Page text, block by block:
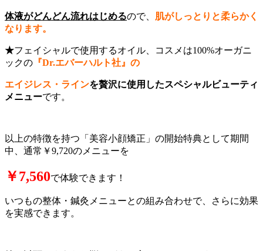
体液がどんどん流れはじめるので、 肌がしっとりと柔らかく
なります。
★フェイシャルで使用するオイル、コスメは100%オーガニ
ックの 『Dr.エバーハルト社』の
エイジレス・ラインを贅沢に使用したスペシャルビューティ
メニューです。
以上の特徴を持つ「美容小顔矯正」の開始特典として期間
中、通常￥9,720のメニューを
￥7,560で体験できます！
いつもの整体・鍼灸メニューとの組み合わせで、さらに効果
を実感できます。